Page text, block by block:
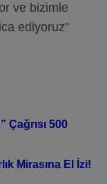
ve bizimle
ediyoruz”
Çağrısı 500
Mirasına El İzi!